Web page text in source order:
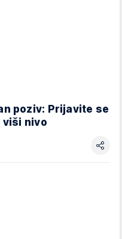
poziv: Prijavite se
viši nivo